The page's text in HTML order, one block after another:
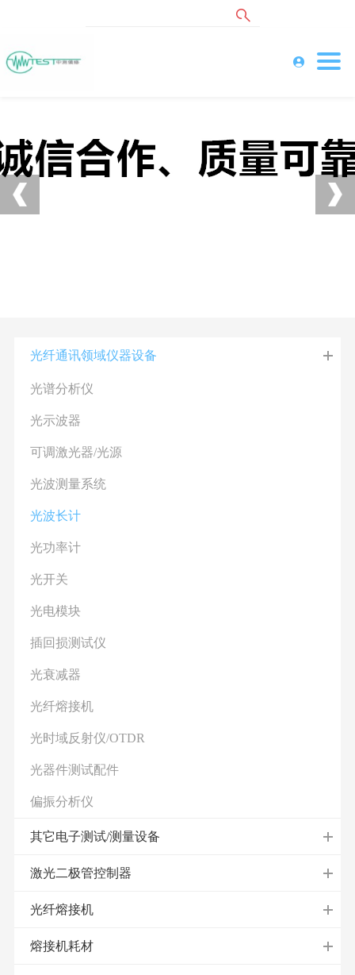
光纤通讯领域仪器设备
光谱分析仪
光示波器
可调激光器/光源
光波测量系统
光波长计
光功率计
光开关
光电模块
插回损测试仪
光衰减器
光纤熔接机
光时域反射仪/OTDR
光器件测试配件
偏振分析仪
其它电子测试/测量设备
激光二极管控制器
光纤熔接机
熔接机耗材